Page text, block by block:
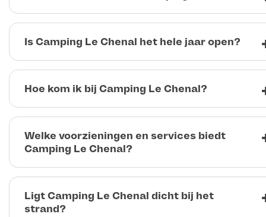
Is Camping Le Chenal het hele jaar open?
Hoe kom ik bij Camping Le Chenal?
Welke voorzieningen en services biedt
Camping Le Chenal?
Ligt Camping Le Chenal dicht bij het
strand?